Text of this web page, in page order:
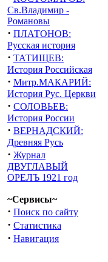
Св.Владимир -
Романовы
· ПЛАТОНОВ:
Русская история
· ТАТИЩЕВ:
История Российская
· Митр.МАКАРИЙ:
История Рус. Церкви
· СОЛОВЬЕВ:
История России
· ВЕРНАДСКИЙ:
Древняя Русь
· Журнал
ДВУГЛАВЫЙ
ОРЕЛЪ 1921 год
~Сервисы~
· Поиск по сайту
· Статистика
· Навигация